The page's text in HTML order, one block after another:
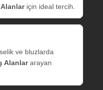
için ideal tercih.
ve bluzlarda
Alanlararayan